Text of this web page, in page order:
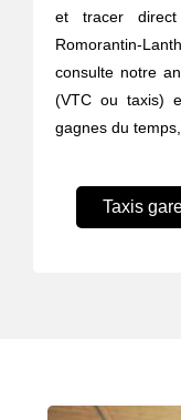
et tracer
Romorantin-
consulte notre
(VTC ou taxis)
gagnes du
Taxis